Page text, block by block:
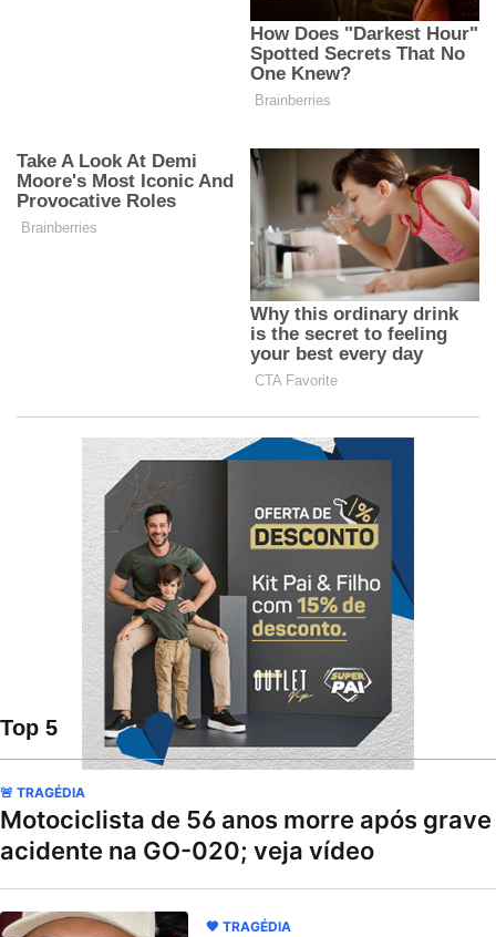
Top 5
🚨 TRAGÉDIA
Motociclista de 56 anos morre após grave
acidente na GO-020; veja vídeo
🖤 TRAGÉDIA